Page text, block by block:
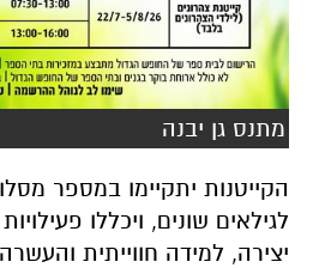
מתנס גן יבנה
הקייטנות יתקיימו במספר
לגילאים שונים, ויכללו
יצירה, למידה חווייתית